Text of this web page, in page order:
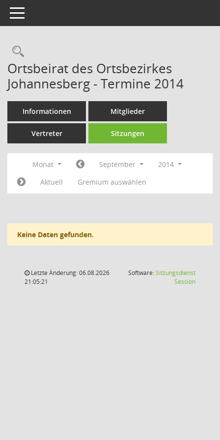
Toggle navigation
Rechercheauswahl
Ortsbeirat des Ortsbezirkes
Johannesberg - Termine 2014
Informationen Mitglieder
Vertreter Sitzungen
Monat September
2014
Aktuell
Gremium auswählen
Keine Daten gefunden.
Letzte Änderung: 06.08.2026
21:05:21
Software:Sitzungsdienst
Session(Wird in